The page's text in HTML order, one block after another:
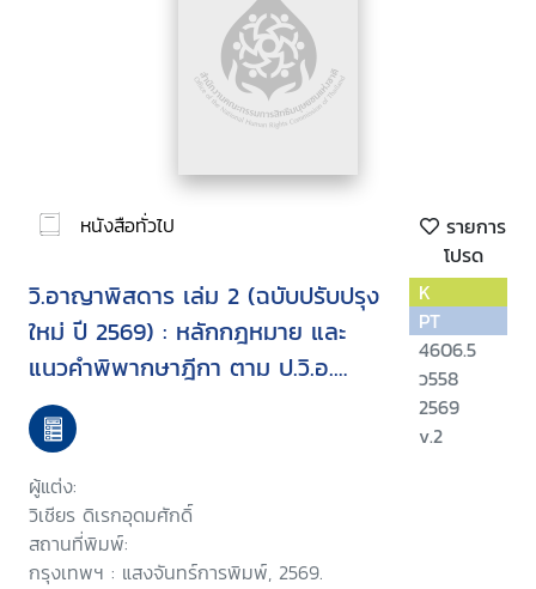
หนังสือทั่วไป
รายการ
โปรด
วิ.อาญาพิสดาร เล่ม 2 (ฉบับปรับปรุง
ใหม่ ปี 2569) : หลักกฎหมาย และ
แนวคำพิพากษาฎีกา ตาม ป.วิ.อ.
ภาค 3 และ 4 (แก้ไขใหม่ล่าสุดปี
2562)
ผู้แต่ง:
วิเชียร ดิเรกอุดมศักดิ์
สถานที่พิมพ์:
กรุงเทพฯ : แสงจันทร์การพิมพ์, 2569.
K
PT
4606.5
ว558
2569
v.2